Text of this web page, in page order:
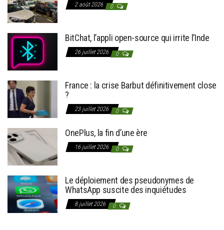
2 août 2026 0
BitChat, l’appli open-source qui irrite l’Inde
26 juillet 2026 0
France : la crise Barbut définitivement close
?
23 juillet 2026 0
OnePlus, la fin d’une ère
16 juillet 2026 0
Le déploiement des pseudonymes de
WhatsApp suscite des inquiétudes
8 juillet 2026 0